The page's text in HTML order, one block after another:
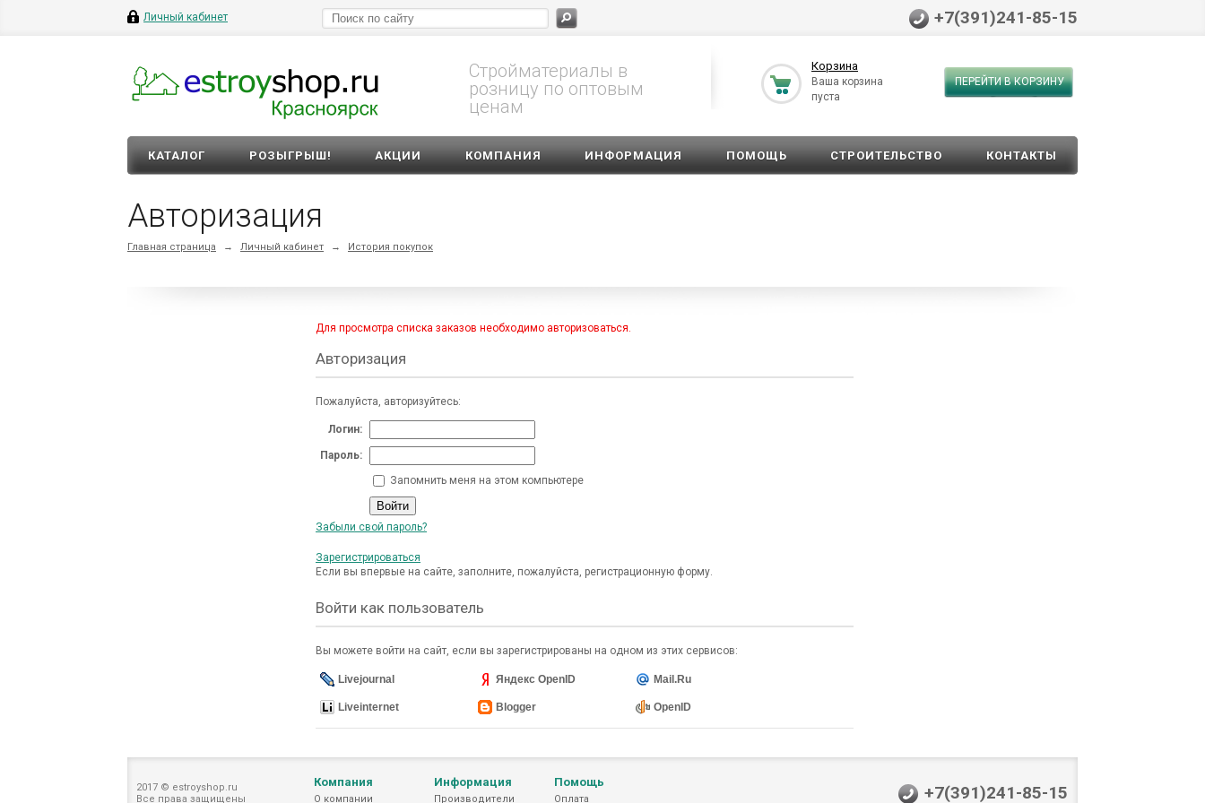
Личный кабинет +7(391)241-85-15
Стройматериалы в
розницу по оптовым
ценам
Корзина
Ваша корзина
пуста
ПЕРЕЙТИ В КОРЗИНУ
КАТАЛОГ РОЗЫГРЫШ! АКЦИИ КОМПАНИЯ ИНФОРМАЦИЯ ПОМОЩЬ СТРОИТЕЛЬСТВО КОНТАКТЫ
Авторизация
Главная страница → Личный кабинет → История покупок
Для просмотра списка заказов необходимо авторизоваться.
Авторизация
Пожалуйста, авторизуйтесь:
Логин:
Пароль:
Запомнить меня на этом компьютере
Забыли свой пароль?
Зарегистрироваться
Если вы впервые на сайте, заполните, пожалуйста, регистрационную форму.
Войти как пользователь
Вы можете войти на сайт, если вы зарегистрированы на одном из этих сервисов:
Livejournal Яндекс OpenID Mail.Ru
Liveinternet Blogger OpenID
2017 © estroyshop.ru
Все права защищены
Компания
О компании
Информация
Производители
Помощь
Оплата +7(391)241-85-15